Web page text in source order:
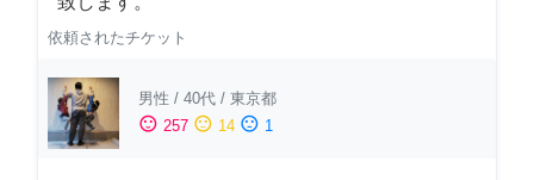
依頼されたチケット
男性 / 40代 / 東京都
sentiment_satisfied 257 sentiment_neutral 14 sentiment_dissatisfied 1